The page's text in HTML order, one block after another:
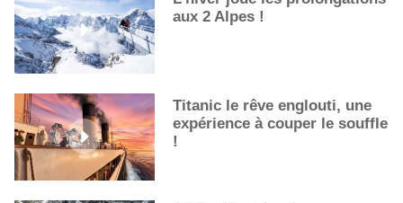
aux 2 Alpes !
Titanic le rêve englouti, une
expérience à couper le souffle
!